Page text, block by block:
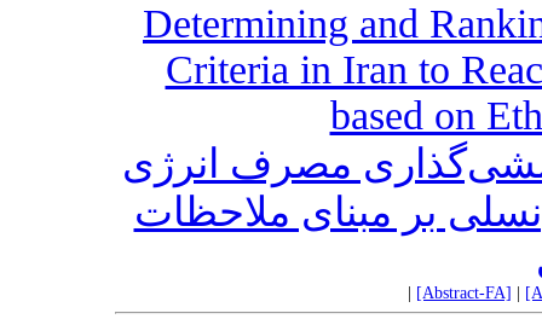
Determining and
Criteria in Iran to
based on
مصرف انرژی
بر مبنای ملاحظات
[Abstract-FA]